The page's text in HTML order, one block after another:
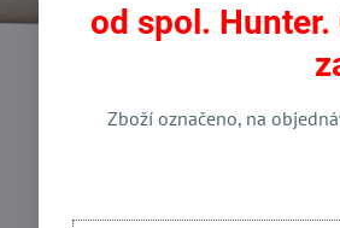
od spol.
Zboží označeno, na